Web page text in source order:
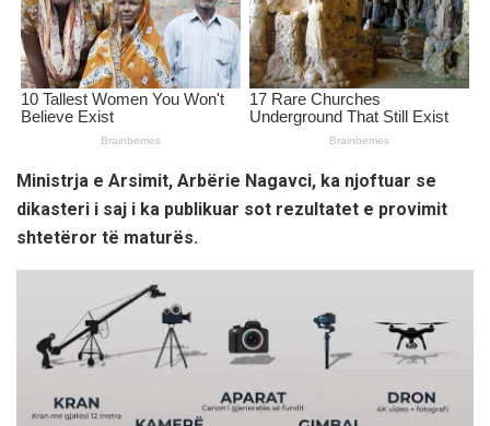
Ministrja e Arsimit, Arbërie Nagavci, ka njoftuar se
dikasteri i saj i ka publikuar sot rezultatet e provimit
shtetëror të maturës.